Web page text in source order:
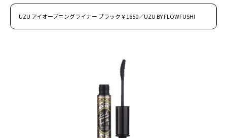
UZU アイオープニングライナー ブラック￥1650／UZU BY FLOWFUSHI